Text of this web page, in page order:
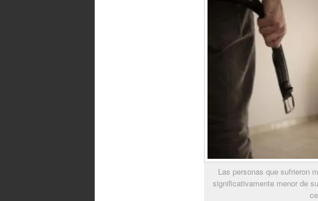
Las personas que sufrieron
significativamente menor de